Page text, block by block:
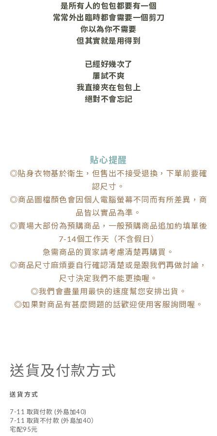
是所有人的包包都要有一個
常常外出臨時都會需要一個剪刀
你以為你不需要
但其實就是用得到
已經好幾次了
屢試不爽
我直接夾在包包上
絕對不會忘記
貼心提醒
◎貼身衣物基於衛生，但售出不接受退換，下單前要確
認尺寸。
◎商品圖檔顏色會因個人電腦螢幕不同而有所差異，商
品皆以實品為準。
◎賣場大部份為預購商品，一般預購商品追加約填單後
7-14個工作天（不含假日）
急需商品的買家請考慮清楚再購買。
◎商品尺寸麻煩要自行確認清楚或是跟我們再做討論，
尺寸決定我們不能更換喔。
◎我們會盡量用最快的速度幫您安排出貨。
◎如果對商品有甚麼問題的話歡迎使用客服詢問喔。
送貨及付款方式
送貨方式
7-11 取貨付款 (外島加40)
7-11 取貨不付款 (外島加40）
宅配95元